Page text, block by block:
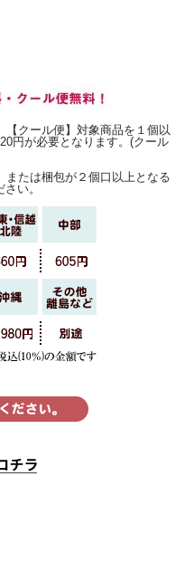
【クール便】対象商品を１個以
円が必要となります。(クール
または梱包が２個口以上となる
い。